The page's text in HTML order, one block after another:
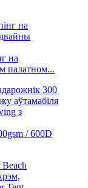
на
палатном...
/ 600D